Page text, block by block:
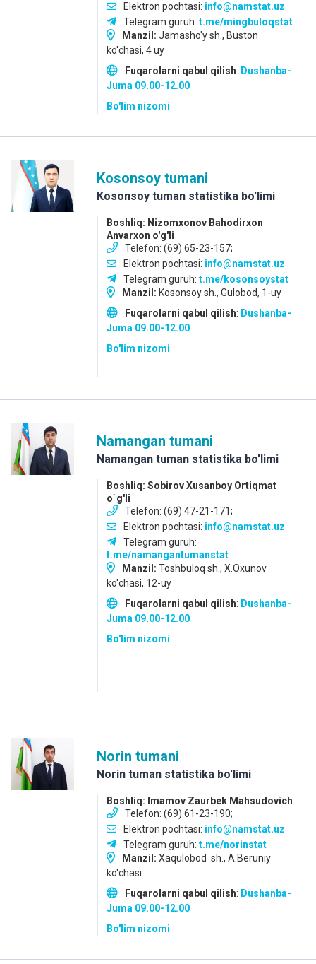
Elektron pochtasi: info@namstat.uz
Telegram guruh: t.me/mingbuloqstat
Manzil: Jamasho'y sh., Buston
ko'chasi, 4 uy
Fuqarolarni qabul qilish: Dushanba-
Juma 09.00-12.00
Bo'lim nizomi
Kosonsoy tumani
Kosonsoy tuman statistika bo'limi
Boshliq: Nizomxonov Bahodirxon
Anvarxon o'g'li
Telefon: (69) 65-23-157;
Elektron pochtasi: info@namstat.uz
Telegram guruh: t.me/kosonsoystat
Manzil: Kosonsoy sh., Gulobod, 1-uy
Fuqarolarni qabul qilish: Dushanba-
Juma 09.00-12.00
Bo'lim nizomi
Namangan tumani
Namangan tuman statistika bo'limi
Boshliq: Sobirov Xusanboy Ortiqmat
o`g'li
Telefon: (69) 47-21-171;
Elektron pochtasi: info@namstat.uz
Telegram guruh:
t.me/namangantumanstat
Manzil: Toshbuloq sh., X.Oxunov
ko'chasi, 12-uy
Fuqarolarni qabul qilish: Dushanba-
Juma 09.00-12.00
Bo'lim nizomi
Norin tumani
Norin tuman statistika bo'limi
Boshliq: Imamov Zaurbek Mahsudovich
Telefon: (69) 61-23-190;
Elektron pochtasi: info@namstat.uz
Telegram guruh: t.me/norinstat
Manzil: Xaqulobod sh., A.Beruniy
ko'chasi
Fuqarolarni qabul qilish: Dushanba-
Juma 09.00-12.00
Bo'lim nizomi